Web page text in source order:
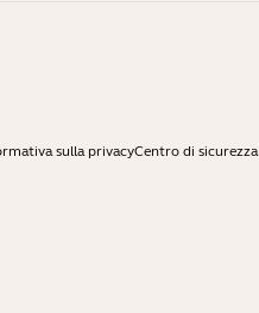
sulla privacyCentro di sicurezza